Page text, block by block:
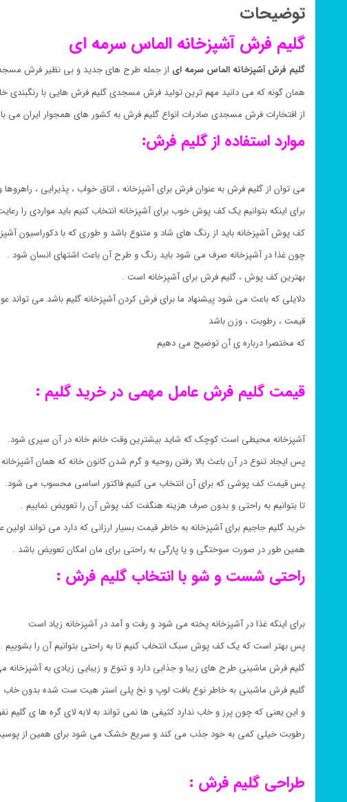
توضیحات
گلیم فرش آشپزخانه الماس سرمه ای
گلیم فرش آشپزخانه الماس سرمه ای از جمله طرح های جدید و بی نظیر فرش
همان گونه که می دانید مهم ترین تولید فرش مسجدی گلیم فرش هایی با رنگبندی
از افتخارات فرش مسجدی صادرات انواع گلیم فرش به کشور های همجوار ایران می
موارد استفاده از گلیم فرش:
می توان از گلیم فرش به عنوان فرش برای آشپزخانه ، اتاق خواب ، پذیرایی ،
برای اینکه بتوانیم یک کف پوش خوب برای آشپزخانه انتخاب کنیم باید مواردی را
کف پوش آشپزخانه باید از رنگ های شاد و متنوع باشد و طوری که با دکوراسیون
چون غذا در آشپزخانه صرف می شود باید رنگ و طرح آن باعث اشتهای انسان شود .
بهترین کف پوش ، گلیم فرش برای آشپزخانه است .
دلایلی که باعث می شود پیشنهاد ما برای فرش کردن آشپزخانه گلیم باشد می تواند
قیمت ، رطوبت ، وزن باشد
که مختصرا درباره ی آن توضیح می دهیم
قیمت گلیم فرش عامل مهمی در خرید گلیم :
آشپزخانه محیطی است کوچک که شاید بیشترین وقت خانم خانه در آن سپری شود.
پس ایجاد تنوع در آن باعث بالا رفتن روحیه و گرم شدن کانون خانه که همان
پس قیمت کف پوشی که برای آن انتخاب می کنیم فاکتور اساسی محسوب می شود.
تا بتوانیم به راحتی و بدون صرف هزینه هنگفت کف پوش آن را تعویض نماییم .
خرید گلیم جاجیم برای آشپزخانه به خاطر قیمت بسیار ارزانی که دارد می تواند
همین طور در صورت سوختگی و یا پارگی به راحتی برای مان امکان تعویض باشد .
راحتی شست و شو با انتخاب گلیم فرش :
برای اینکه غذا در آشپزخانه پخته می شود و رفت و آمد در آشپزخانه زیاد است
پس بهتر است که یک کف پوش سبک انتخاب کنیم تا به راحتی بتوانیم آن را بشوییم .
گلیم فرش ماشینی طرح های زیبا و جذابی دارد و تنوع و زیبایی زیادی به آشپزخانه
گلیم فرش ماشینی به خاطر نوع بافت لوپ و نخ پلی استر هیت ست شده بدون
و این یعنی که چون پرز و خاب ندارد کثیفی ها نمی تواند به لابه لای گره ها ی گلیم
رطوبت خیلی کمی به خود جذب می کند و سریع خشک می شود برای همین از
طراحی گلیم فرش :